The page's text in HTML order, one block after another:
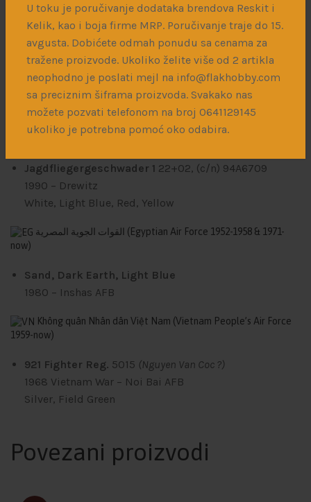
U toku je poručivanje dodataka brendova Reskit i
Kelik, kao i boja firme MRP. Poručivanje traje do 15.
avgusta. Dobićete odmah ponudu sa cenama za
tražene proizvode. Ukoliko želite više od 2 artikla
neophodno je poslati mejl na info@flakhobby.com
sa preciznim šiframa proizvoda. Svakako nas
možete pozvati telefonom na broj 0641129145
ukoliko je potrebna pomoć oko odabira.
Silver
11 Stíhací letecký pluk (11 Fighter Regt.) 4410, (c/n)
94A4410
March 199319.03.1991 decommisioned – Vodochody
(LKVO)
Silver, Blue, Red, White
Bundeswehr Luftwaffe
Jagdfliegergeschwader 1 22+02, (c/n) 94A6709
1990 – Drewitz
White, Light Blue, Red, Yellow
القوات الجوية المصرية (Egyptian Air Force 1952-1958 & 1971-
now)
Sand, Dark Earth, Light Blue
1980 – Inshas AFB
Không quân Nhân dân Việt Nam (Vietnam People’s Air Force
1959-now)
921 Fighter Reg. 5015 (Nguyen Van Coc ?)
1968 Vietnam War – Noi Bai AFB
Silver, Field Green
Povezani proizvodi